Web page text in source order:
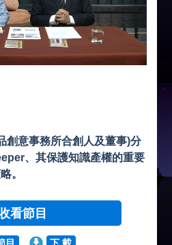
創意事務所合創人及董事)分
、其保護知識產權的重要
。
看節目